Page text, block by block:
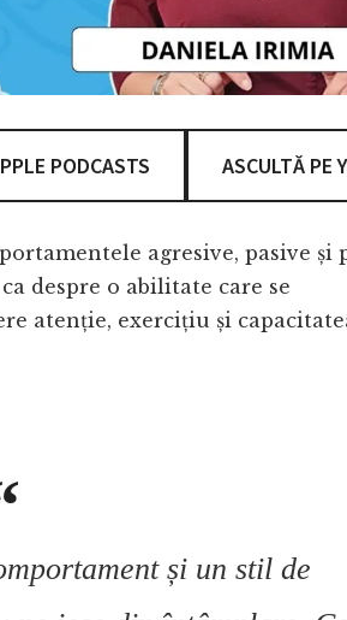
PODCASTS ASCULTĂ PE
agresive, pasive și
despre o abilitate care se
atenție, exercițiu și
și un stil de